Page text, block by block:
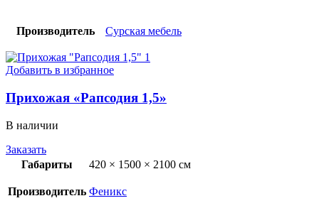
Производитель Сурская мебель
Добавить в избранное
Прихожая «Рапсодия 1,5»
В наличии
Заказать
Габариты
420 × 1500 × 2100 см
Производитель Феникс